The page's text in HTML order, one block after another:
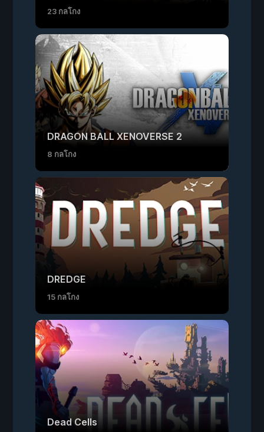
23 กลโกง
DRAGON BALL XENOVERSE 2
8 กลโกง
DREDGE
15 กลโกง
Dead Cells